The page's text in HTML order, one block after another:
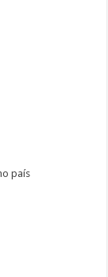
país